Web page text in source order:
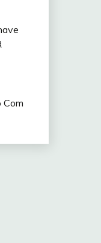
Com